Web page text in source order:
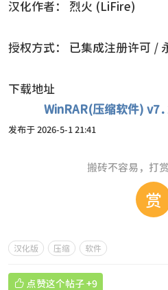
汉化作者： 烈火 (LiFire)
授权方式： 已集成注册许可 /
下载地址
WinRAR(压缩软件)
发布于 2026-5-1 21:41
搬砖不容易，打
赏
汉化版 压缩 软件
 点赞这个帖子 +9